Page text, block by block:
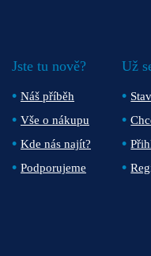
Jste tu nově?
Náš příběh
Vše o nákupu
Kde nás najít?
Podporujeme
Už